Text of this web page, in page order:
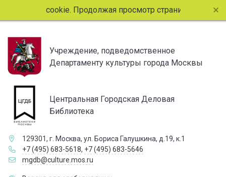
файлы cookie. Продолжая просмотр страниц сайта, вы
Учреждение, подведомственное
Департаменту культуры города Москвы
Центральная Городская Деловая
Библиотека
129301, г. Москва, ул. Бориса Галушкина, д.19, к.1
+7 (495) 683-5618, +7 (495) 683-5646
mgdb@culture.mos.ru